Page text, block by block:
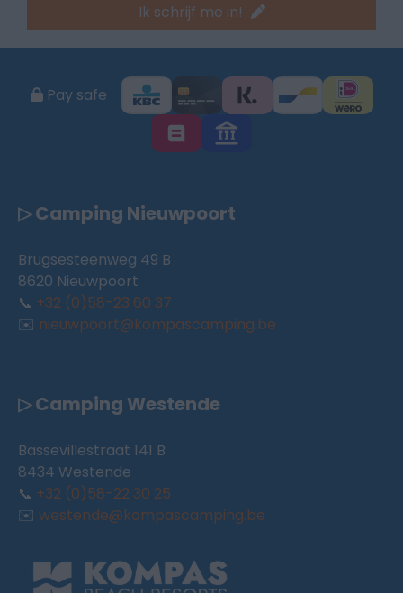
Ik schrijf me in!
Pay safe
▷ Camping Nieuwpoort
Brugsesteenweg 49 B
8620 Nieuwpoort
📞 +32 (0)58-23 60 37
✉️ nieuwpoort@kompascamping.be
▷ Camping Westende
Bassevillestraat 141 B
8434 Westende
📞 +32 (0)58-22 30 25
✉️ westende@kompascamping.be